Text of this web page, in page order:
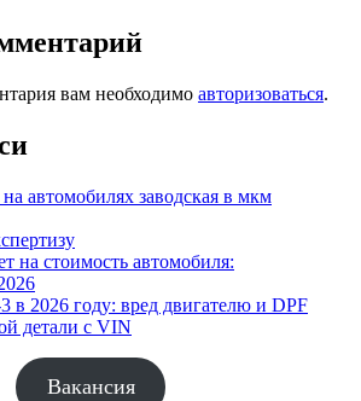
вам необходимо авторизоваться.
автомобилях заводская в мкм
на стоимость автомобиля:
в 2026 году: вред двигателю и DPF
детали с VIN
Вакансия